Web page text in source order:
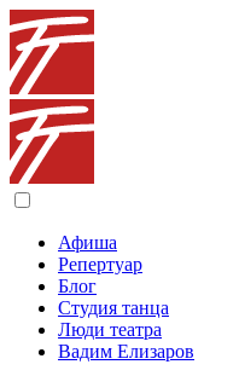
Афиша
Репертуар
Блог
Студия танца
Люди театра
Вадим Елизаров